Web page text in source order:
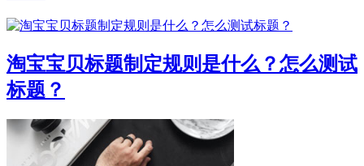
淘宝宝贝标题制定规则是什么？怎么测试
标题？